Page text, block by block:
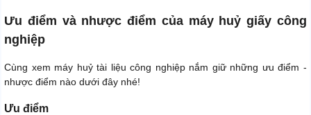
Ưu điểm và nhược điểm của máy huỷ giấy công
nghiệp
Cùng xem máy huỷ tài liệu công nghiệp nắm giữ những ưu điểm -
nhược điểm nào dưới đây nhé!
Ưu điểm